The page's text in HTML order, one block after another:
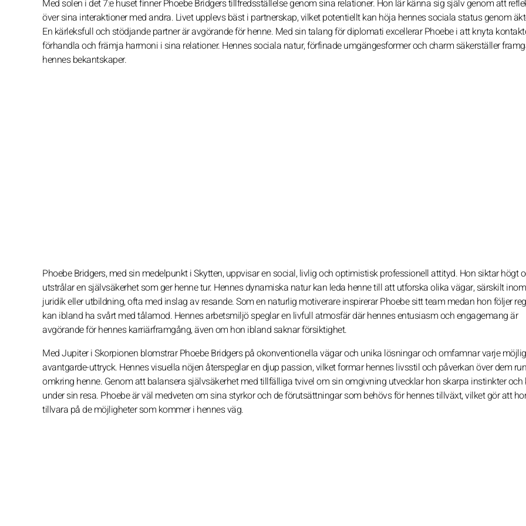
Med solen i det 7:e huset finner Phoebe Bridgers tillfredsställelse genom sina relationer. Hon lär känna sig själv genom att
över sina interaktioner med andra. Livet upplevs bäst i partnerskap, vilket potentiellt kan höja hennes sociala status genom
En kärleksfull och stödjande partner är avgörande för henne. Med sin talang för diplomati excellerar Phoebe i att knyta
förhandla och främja harmoni i sina relationer. Hennes sociala natur, förfinade umgängesformer och charm säkerställer
hennes bekantskaper.
Phoebe Bridgers, med sin medelpunkt i Skytten, uppvisar en social, livlig och optimistisk professionell attityd. Hon siktar högt
utstrålar en självsäkerhet som ger henne tur. Hennes dynamiska natur kan leda henne till att utforska olika vägar, särskilt
juridik eller utbildning, ofta med inslag av resande. Som en naturlig motiverare inspirerar Phoebe sitt team medan hon följer
kan ibland ha svårt med tålamod. Hennes arbetsmiljö speglar en livfull atmosfär där hennes entusiasm och engagemang är
avgörande för hennes karriärframgång, även om hon ibland saknar försiktighet.
Med Jupiter i Skorpionen blomstrar Phoebe Bridgers på okonventionella vägar och unika lösningar och omfamnar varje
avantgarde-uttryck. Hennes visuella nöjen återspeglar en djup passion, vilket formar hennes livsstil och påverkan över dem
omkring henne. Genom att balansera självsäkerhet med tillfälliga tvivel om sin omgivning utvecklar hon skarpa instinkter och
under sin resa. Phoebe är väl medveten om sina styrkor och de förutsättningar som behövs för hennes tillväxt, vilket gör att
tillvara på de möjligheter som kommer i hennes väg.